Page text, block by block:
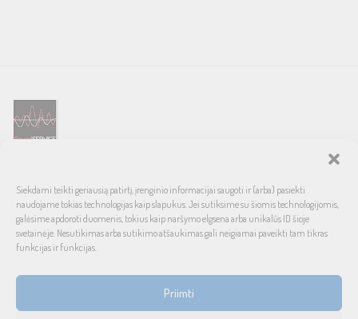
Siekdami teikti geriausią patirtį, įrenginio informacijai saugoti ir (arba) pasiekti
naudojame tokias technologijas kaip slapukus. Jei sutiksime su šiomis technologijomis,
galėsime apdoroti duomenis, tokius kaip naršymo elgsena arba unikalūs ID šioje
svetainėje. Nesutikimas arba sutikimo atšaukimas gali neigiamai paveikti tam tikras
funkcijas ir funkcijas.
Priimti
pasaulinio garso, laiko patikrintais namų bei automobilinės garso
aparatūros ženklais. Galimybė pirkti išsimokėtinai, garantuotas optimalus
kainos ir kokybės santykis.
INFORMACIJA